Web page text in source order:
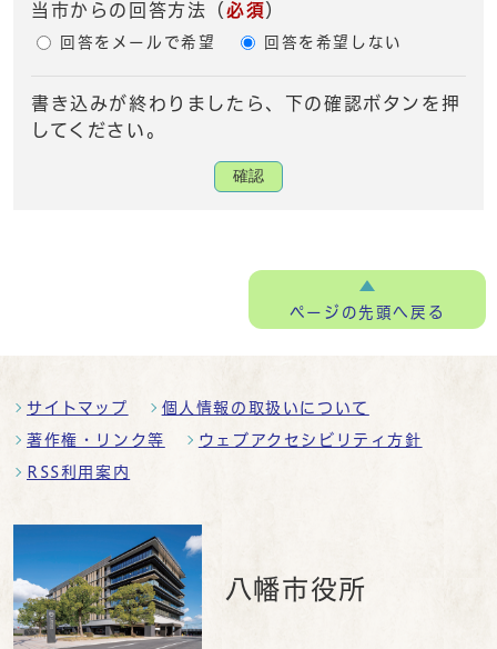
当市からの回答方法 （ 必須）
回答をメールで希望 回答を希望しない
書き込みが終わりましたら、下の確認ボタンを押
してください。
確認
ページの先頭へ戻る
サイトマップ 個人情報の取扱いについて
著作権・リンク等 ウェブアクセシビリティ方針
RSS利用案内
八幡市役所